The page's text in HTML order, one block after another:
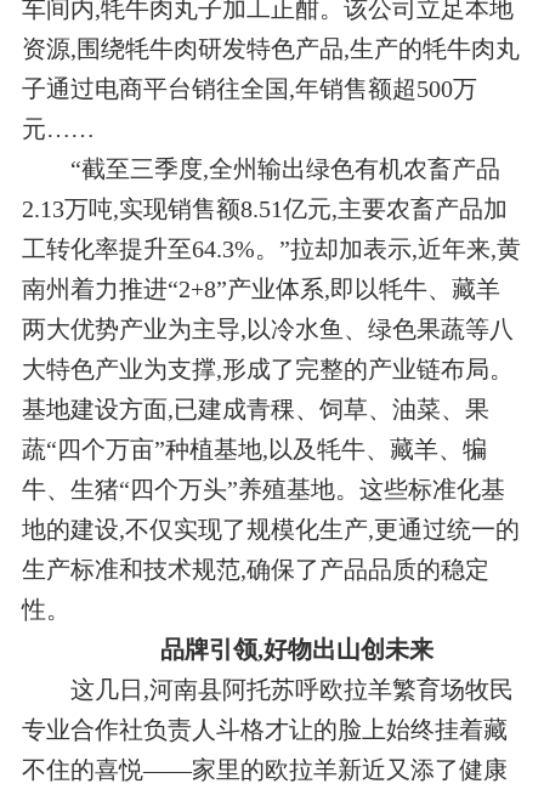
车间内,牦牛肉丸子加工正酣。该公司立足本地
资源,围绕牦牛肉研发特色产品,生产的牦牛肉丸
子通过电商平台销往全国,年销售额超500万
元……
“截至三季度,全州输出绿色有机农畜产品
2.13万吨,实现销售额8.51亿元,主要农畜产品加
工转化率提升至64.3%。”拉却加表示,近年来,黄
南州着力推进“2+8”产业体系,即以牦牛、藏羊
两大优势产业为主导,以冷水鱼、绿色果蔬等八
大特色产业为支撑,形成了完整的产业链布局。
基地建设方面,已建成青稞、饲草、油菜、果
蔬“四个万亩”种植基地,以及牦牛、藏羊、犏
牛、生猪“四个万头”养殖基地。这些标准化基
地的建设,不仅实现了规模化生产,更通过统一的
生产标准和技术规范,确保了产品品质的稳定
性。
品牌引领,好物出山创未来
这几日,河南县阿托苏呼欧拉羊繁育场牧民
专业合作社负责人斗格才让的脸上始终挂着藏
不住的喜悦——家里的欧拉羊新近又添了健康